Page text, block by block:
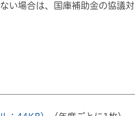
い場合は、国庫補助金の協議対